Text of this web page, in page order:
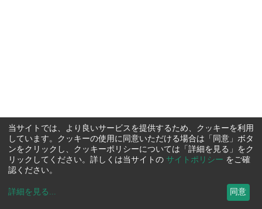
当サイトでは、より良いサービスを提供するため、クッキーを利用
しています。クッキーの使用に同意いただける場合は「同意」ボタ
ンをクリックし、クッキーポリシーについては「詳細を見る」をク
リックしてください。詳しくは当サイトの サイトポリシー をご確
認ください。
詳細を見る ... 同意